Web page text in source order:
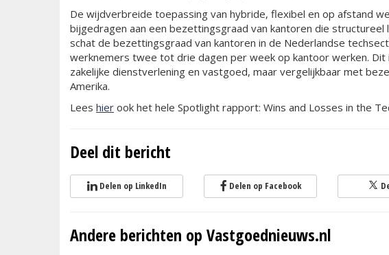
De wijdverbreide toepassing van hybride, flexibel en op afstand
bijgedragen aan een bezettingsgraad van kantoren die structureel
schat de bezettingsgraad van kantoren in de Nederlandse
werknemers twee tot drie dagen per week op kantoor werken.
zakelijke dienstverlening en vastgoed, maar vergelijkbaar met
Amerika.
Lees hier ook het hele Spotlight rapport: Wins and Losses in the
Deel dit bericht
Delen op LinkedIn Delen op Facebook
Andere berichten op Vastgoednieuws.nl